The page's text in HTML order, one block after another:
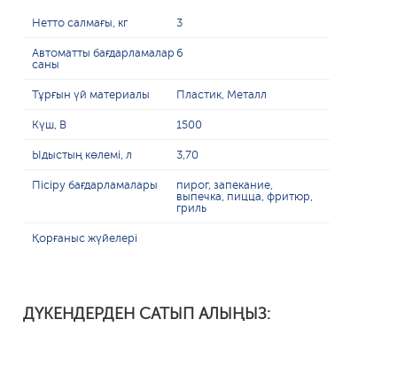
Нетто салмағы, кг 3
Автоматты бағдарламалар
саны
6
Тұрғын үй материалы Пластик, Металл
Күш, В 1500
Ыдыстың көлемі, л 3,70
Пісіру бағдарламалары
пирог, запекание,
выпечка, пицца, фритюр,
гриль
Қорғаныс жүйелері
ДҮКЕНДЕРДЕН САТЫП АЛЫҢЫЗ: